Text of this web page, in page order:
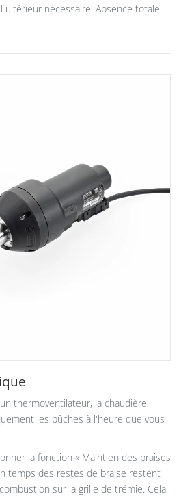
ultérieur nécessaire. Absence totale
thermoventilateur, la chaudière
les bûches à l'heure que vous
la fonction « Maintien des braises
temps des restes de braise restent
sur la grille de trémie. Cela